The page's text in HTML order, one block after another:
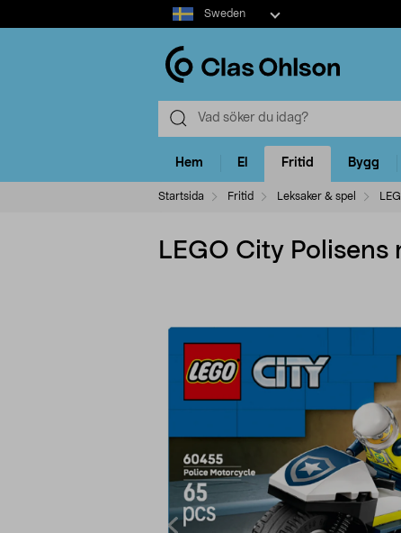
Select
market
Sweden
Hem El Fritid Bygg
Startsida Fritid Leksaker & spel
LEGO City